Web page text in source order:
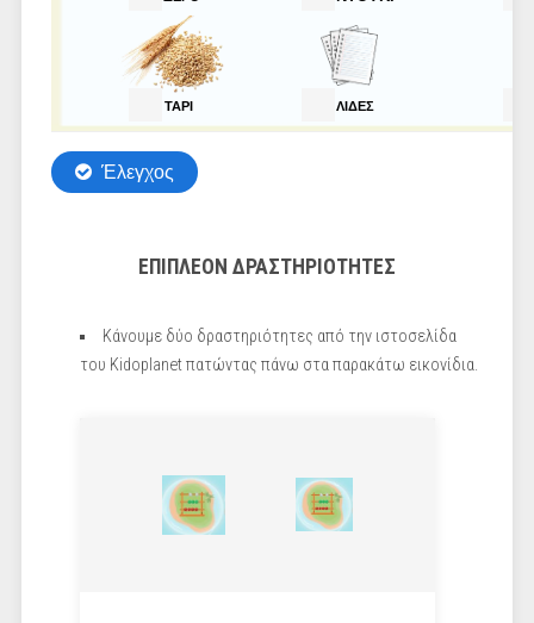
ΕΠΙΠΛΕΟΝ ΔΡΑΣΤΗΡΙΟΤΗΤΕΣ
Κάνουμε δύο δραστηριότητες από την ιστοσελίδα
του Κidoplanet πατώντας πάνω στα παρακάτω εικονίδια.